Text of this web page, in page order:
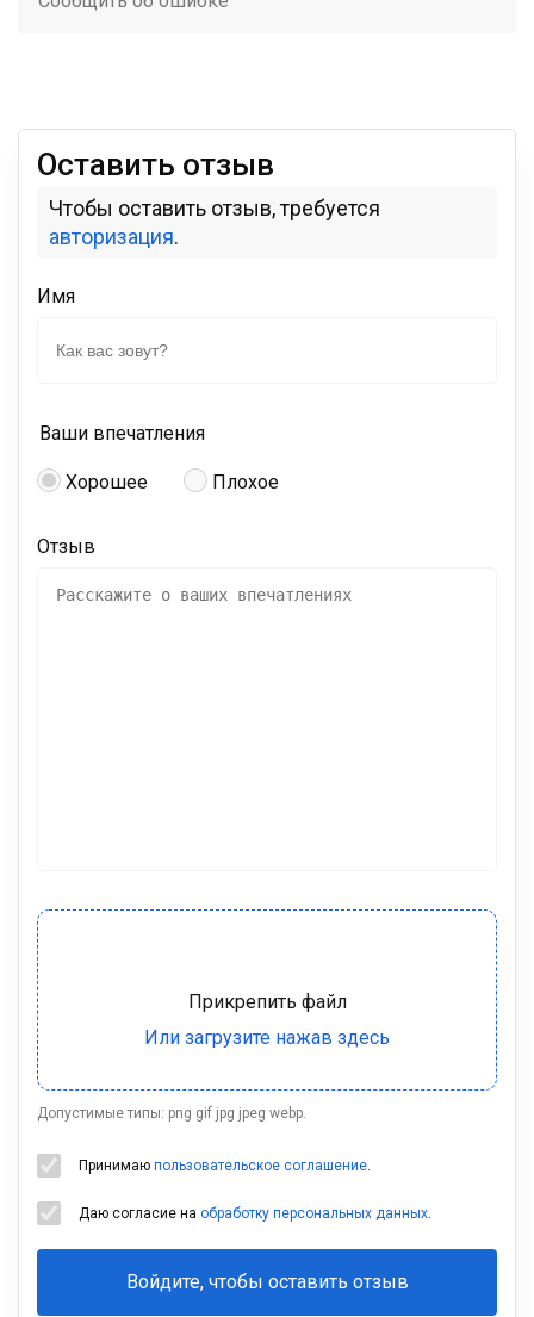
Оставить отзыв
Чтобы оставить отзыв, требуется
авторизация.
Имя
Ваши впечатления
Хорошее Плохое
Отзыв
Допустимые типы: png gif jpg jpeg webp.
Принимаю пользовательское соглашение.
Даю согласие на обработку персональных данных.
Войдите, чтобы оставить отзыв